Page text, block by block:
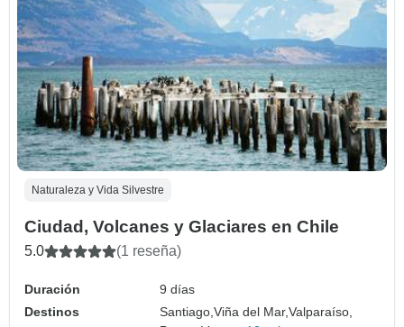
Naturaleza y Vida Silvestre
Ciudad, Volcanes y Glaciares en Chile
5.0 (1 reseña)
Duración
9 días
Destinos
Santiago,Viña del Mar,Valparaíso,